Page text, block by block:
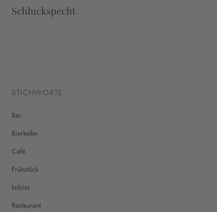
Schluckspecht
STICHWORTE
Bar
Bierkeller
Café
Frühstück
Imbiss
Restaurant